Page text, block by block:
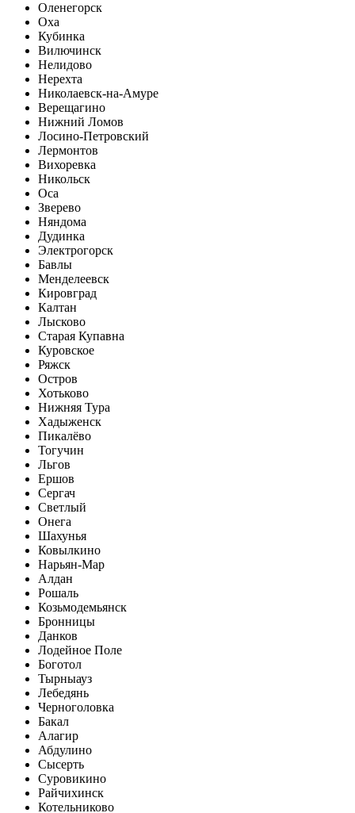
Оленегорск
Оха
Кубинка
Вилючинск
Нелидово
Нерехта
Николаевск-на-Амуре
Верещагино
Нижний Ломов
Лосино-Петровский
Лермонтов
Вихоревка
Никольск
Оса
Зверево
Няндома
Дудинка
Электрогорск
Бавлы
Менделеевск
Кировград
Калтан
Лысково
Старая Купавна
Куровское
Ряжск
Остров
Хотьково
Нижняя Тура
Хадыженск
Пикалёво
Тогучин
Льгов
Ершов
Сергач
Светлый
Онега
Шахунья
Ковылкино
Нарьян-Мар
Алдан
Рошаль
Козьмодемьянск
Бронницы
Данков
Лодейное Поле
Боготол
Тырныауз
Лебедянь
Черноголовка
Бакал
Алагир
Абдулино
Сысерть
Суровикино
Райчихинск
Котельниково